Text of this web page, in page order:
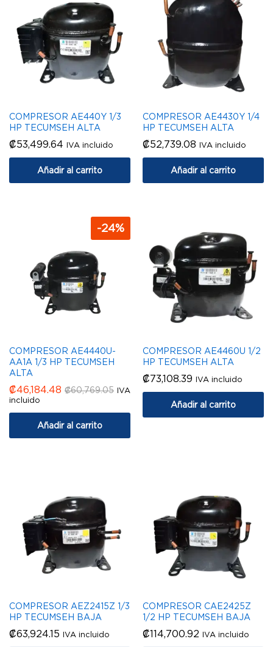
COMPRESOR AE440Y 1/3
HP TECUMSEH ALTA
₡53,499.64 IVA incluido
Añadir al carrito
COMPRESOR AE4430Y 1/4
HP TECUMSEH ALTA
₡52,739.08 IVA incluido
Añadir al carrito
-24%
COMPRESOR AE4440U-
AA1A 1/3 HP TECUMSEH
ALTA
₡46,184.48 ₡60,769.05 IVA
incluido
Añadir al carrito
COMPRESOR AE4460U 1/2
HP TECUMSEH ALTA
₡73,108.39 IVA incluido
Añadir al carrito
COMPRESOR AEZ2415Z 1/3
HP TECUMSEH BAJA
₡63,924.15 IVA incluido
COMPRESOR CAE2425Z
1/2 HP TECUMSEH BAJA
₡114,700.92 IVA incluido